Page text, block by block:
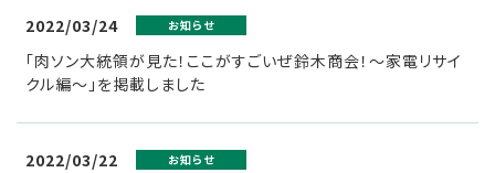
2022/03/24 お知らせ
「肉ソン大統領が見た！ここがすごいぜ鈴木商会！～家電リサイ
クル編～」を掲載しました
2022/03/22 お知らせ